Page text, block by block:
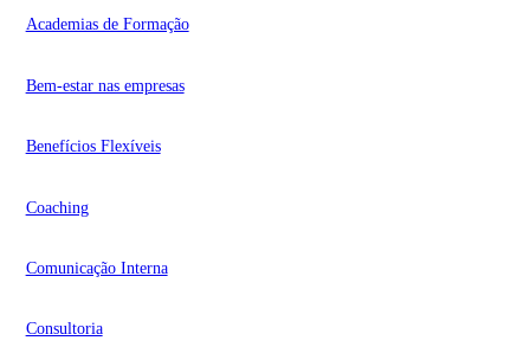
Academias de Formação
Bem-estar nas empresas
Benefícios Flexíveis
Coaching
Comunicação Interna
Consultoria